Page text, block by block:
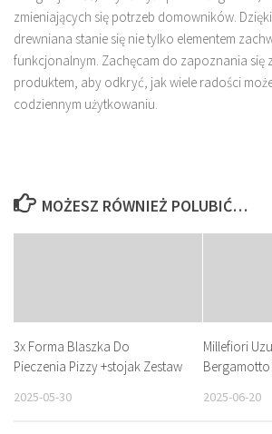
zmieniających się potrzeb domowników.
drewniana stanie się nie tylko elementem
funkcjonalnym. Zachęcam do zapoznania się
produktem, aby odkryć, jak wiele radości
codziennym użytkowaniu.
MOŻESZ RÓWNIEŻ POLUBIĆ…
3x Forma Blaszka Do
Pieczenia Pizzy +stojak Zestaw
2025-05-30
Millefiori
Bergamotto
2025-06-20